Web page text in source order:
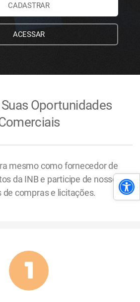
CADASTRAR
ACESSAR
Oportunidades
mesmo como fornecedor de
da INB e participe de nossos
de compras e licitações.
1